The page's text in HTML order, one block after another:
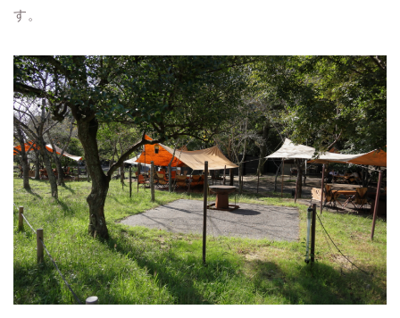
す。